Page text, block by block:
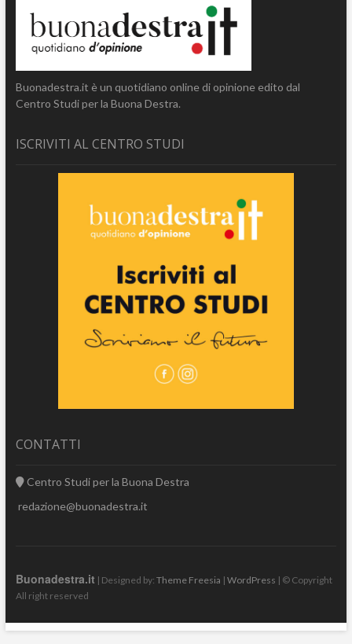
Buonadestra.it è un quotidiano online di opinione edito dal
Centro Studi per la Buona Destra.
ISCRIVITI AL CENTRO STUDI
CONTATTI
Centro Studi per la Buona Destra
redazione@buonadestra.it
Buonadestra.it | Designed by: Theme Freesia | WordPress | © Copyright
All right reserved